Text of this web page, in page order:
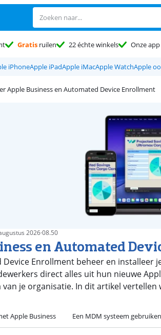
Gratis ruilen 22 échte winkels Onze app
iPhoneApple iPadApple iMacApple WatchApple
Apple Business en Automated Device Enrollment
2026·08.50
en Automated
Enrollment beheer en installeer
direct alles uit hun nieuwe
je organisatie. In dit artikel vertellen
Apple Business Een MDM systeem gebruiken